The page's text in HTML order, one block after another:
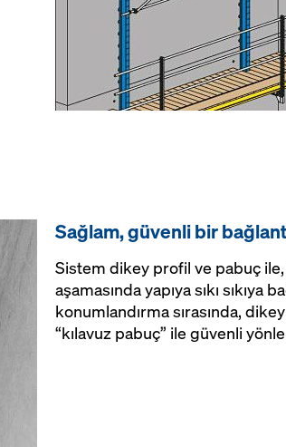
Sağlam, güvenli bir
Sistem dikey profil ve pabuç
aşamasında yapıya sıkı sıkıya
konumlandırma sırasında,
“kılavuz pabuç” ile güvenli